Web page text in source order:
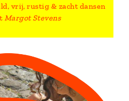
vrij, rustig & zacht dansen
Margot Stevens